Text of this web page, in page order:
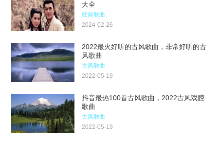
大全
经典歌曲
2024-02-26
2022最火好听的古风歌曲，非常好听的古
风歌曲
古风歌曲
2022-05-19
抖音最热100首古风歌曲，2022古风戏腔
歌曲
古风歌曲
2022-05-19